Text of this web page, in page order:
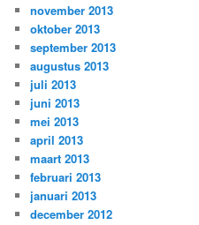
november 2013
oktober 2013
september 2013
augustus 2013
juli 2013
juni 2013
mei 2013
april 2013
maart 2013
februari 2013
januari 2013
december 2012